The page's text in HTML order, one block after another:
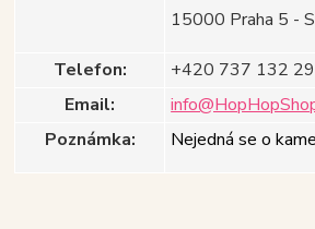
15000 Praha 5 -
Telefon:
+420 737 132
Email:
Poznámka:
Nejedná se o